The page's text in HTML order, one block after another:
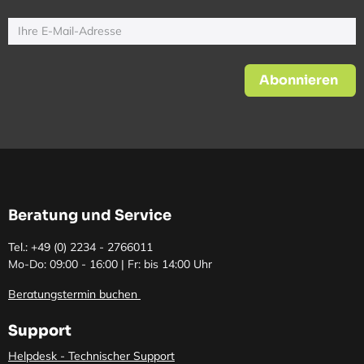
Abonnieren
Beratung und Service
Tel.: +49 (0) 2234 - 2766011
Mo-Do: 09:00 - 16:00 | Fr: bis 14:00 Uhr
Beratungstermin buchen
Support
Helpdesk - Technischer Support